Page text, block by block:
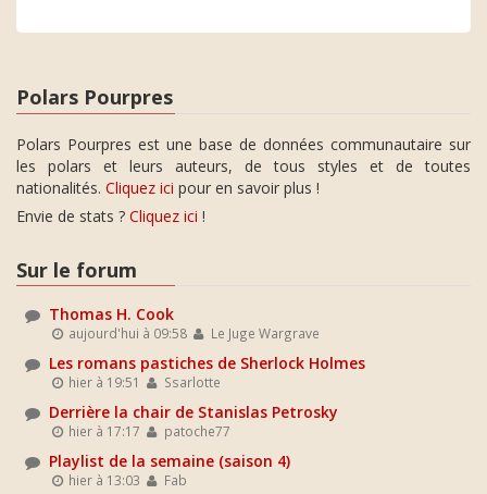
Polars Pourpres
Polars Pourpres est une base de données communautaire sur
les polars et leurs auteurs, de tous styles et de toutes
nationalités. Cliquez ici pour en savoir plus !
Envie de stats ? Cliquez ici !
Sur le forum
Thomas H. Cook
aujourd'hui à 09:58 Le Juge Wargrave
Les romans pastiches de Sherlock Holmes
hier à 19:51 Ssarlotte
Derrière la chair de Stanislas Petrosky
hier à 17:17 patoche77
Playlist de la semaine (saison 4)
hier à 13:03 Fab